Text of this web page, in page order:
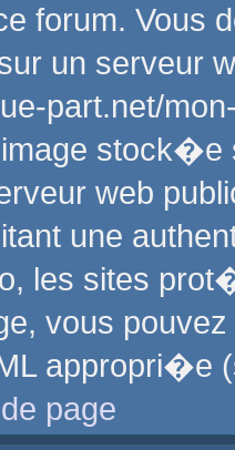
forum. Vous
un serveur
part.net/
web
une
les sites
vous
page